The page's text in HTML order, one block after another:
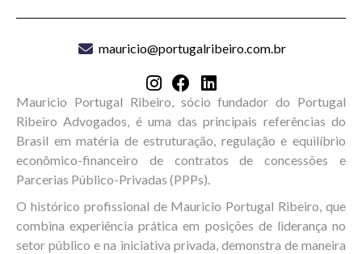
mauricio@portugalribeiro.com.br
Mauricio Portugal Ribeiro, sócio fundador do Portugal
Ribeiro Advogados, é uma das principais referências do
Brasil em matéria de estruturação, regulação e equilíbrio
econômico-financeiro de contratos de concessões e
Parcerias Público-Privadas (PPPs).
O histórico profissional de Mauricio Portugal Ribeiro, que
combina experiência prática em posições de liderança no
setor público e na iniciativa privada, demonstra de maneira